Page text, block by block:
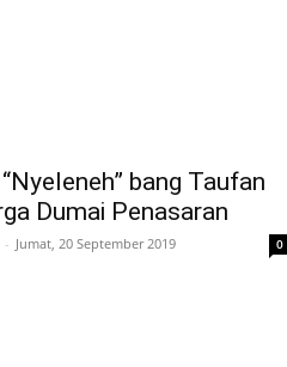
bang Taufan
Dumai Penasaran
- Jumat, 20 September 2019 0